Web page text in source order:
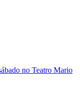
no Teatro Mario